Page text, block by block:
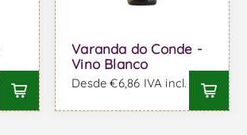
Varanda do Conde -
Vino Blanco
Desde €6,86 IVA incl.